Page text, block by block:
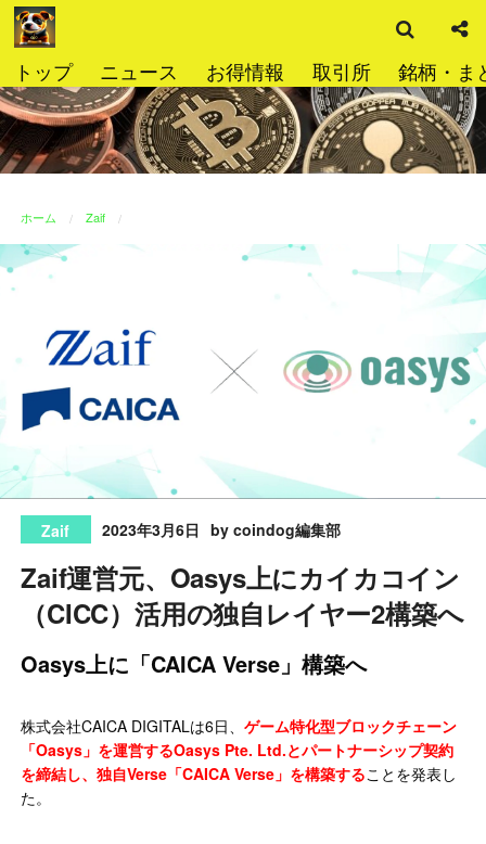
コ
ン
ン
ツ
へ
ス
プ
トップ ニュース お得情報 取引所 銘柄・ま
索
ホーム Zaif
Zaif 2023年3月6日 by coindog編集部
Zaif運営元、Oasys上にカイカコイン
（CICC）活用の独自レイヤー2構築へ
Oasys上に「CAICA Verse」構築へ
株式会社CAICA DIGITALは6日、ゲーム特化型ブロックチェーン
「Oasys」を運営するOasys Pte. Ltd.とパートナーシップ契約
を締結し、独自Verse「CAICA Verse」を構築することを発表し
た。